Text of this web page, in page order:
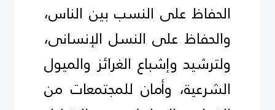
الحفاظ على النسب بين الناس،
والحفاظ على النسل الإنسانى،
ولترشيد وإشباع الغرائز والميول
الشرعية، وأمان للمجتمعات من